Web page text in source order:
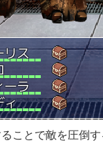
ことで敵を圧倒